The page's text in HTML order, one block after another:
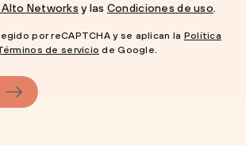
Alto Networks y las Condiciones de uso.
por reCAPTCHA y se aplican la Política
de servicio de Google.